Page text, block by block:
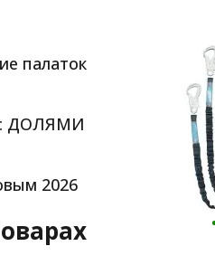
палаток
ДОЛЯМИ
2026